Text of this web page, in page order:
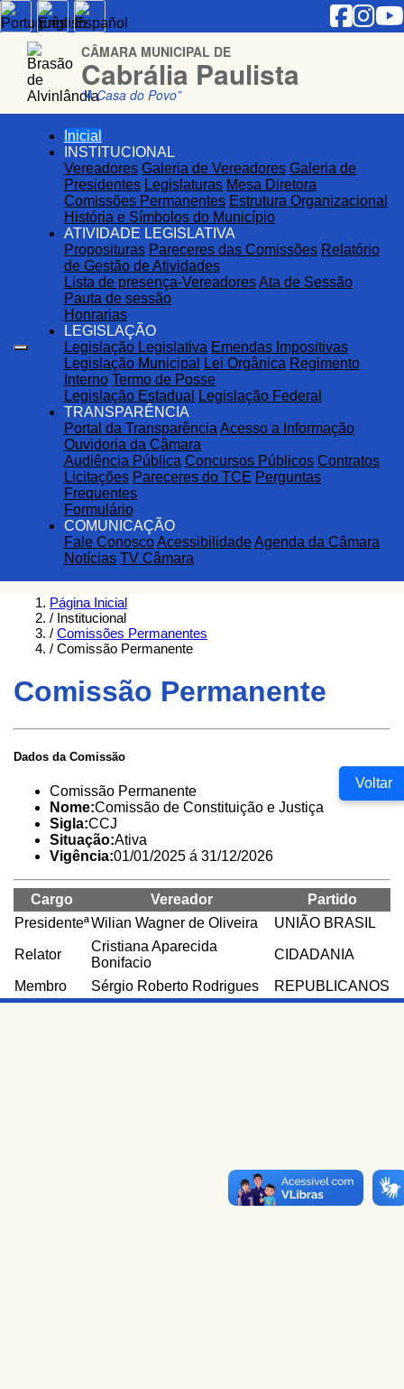
CÂMARA MUNICIPAL DE
Cabrália Paulista
“A Casa do Povo”
Inicial
INSTITUCIONAL
Vereadores Galeria de Vereadores Galeria de
Presidentes Legislaturas Mesa Diretora
Comissões Permanentes Estrutura Organizacional
História e Símbolos do Município
ATIVIDADE LEGISLATIVA
Proposituras Pareceres das Comissões Relatório
de Gestão de Atividades
Lista de presença-VereadoresAta de Sessão
Pauta de sessão
Honrarias
LEGISLAÇÃO
Legislação Legislativa Emendas Impositivas
Legislação Municipal
Lei Orgânica Regimento
Interno Termo de Posse
Legislação Estadual
Legislação Federal
TRANSPARÊNCIA
Portal da Transparência Acesso a Informação
Ouvidoria da Câmara
Audiência Pública Concursos Públicos Contratos
Licitações Pareceres do TCE Perguntas
Frequentes
Formulário
COMUNICAÇÃO
Fale ConoscoAcessibilidadeAgenda da Câmara
Notícias TV Câmara
Voltar
Página Inicial
Institucional
Comissões Permanentes
Comissão Permanente
Comissão Permanente
Dados da Comissão
Comissão Permanente
Nome:Comissão de Constituição e Justiça
Sigla:CCJ
Situação:Ativa
Vigência:01/01/2025 á 31/12/2026
Cargo Vereador
Partido
PresidenteªWilian Wagner de Oliveira UNIÃO BRASIL
Relator
Cristiana Aparecida
Bonifacio
CIDADANIA
Membro Sérgio Roberto Rodrigues REPUBLICANOS